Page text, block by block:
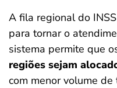
A fila regional do
para tornar o
sistema permite que
regiões sejam
com menor volume de